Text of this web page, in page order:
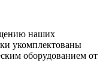
наших
укомплектованы
оборудованием от